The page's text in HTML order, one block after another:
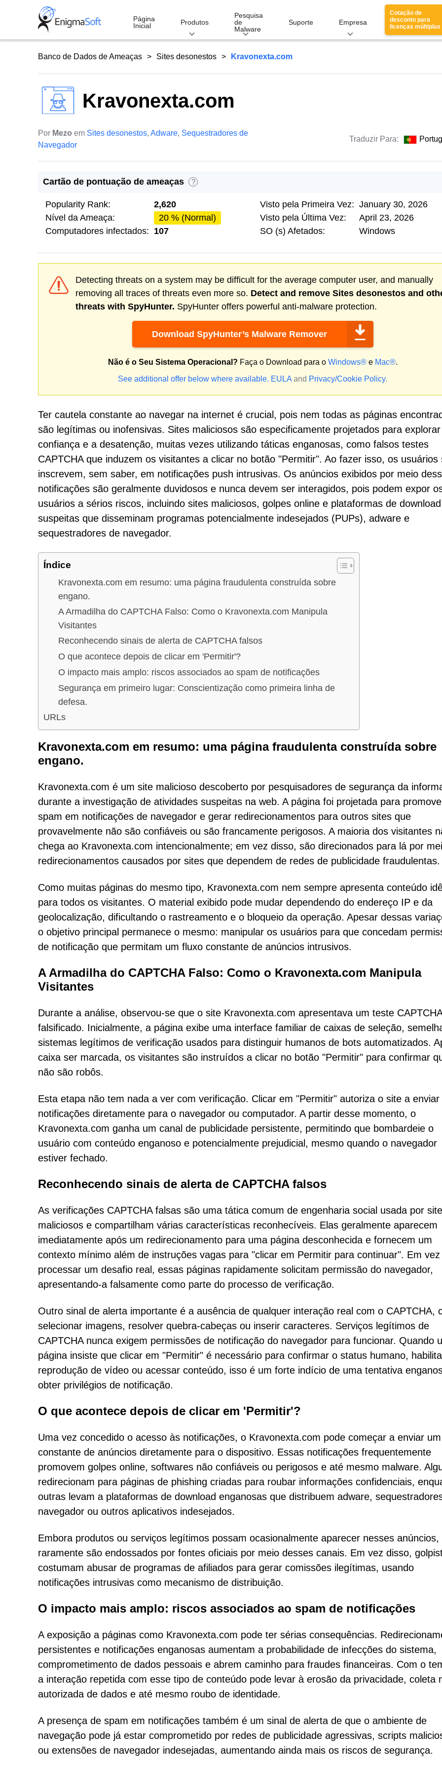
Página
Inicial
Produtos
Pesquisa
de
Malware
Suporte Empresa
Cotação de
desconto para
licenças múltiplas
Banco de Dados de Ameaças Sites desonestos Kravonexta.com
Kravonexta.com
Por Mezo em Sites desonestos, Adware, Sequestradores de
Navegador
Traduzir Para:
Cartão de pontuação de ameaças ?
Popularity Rank:
2,620
Nível da Ameaça:
20 % (Normal)
Computadores infectados: 107
Visto pela Primeira Vez: January 30, 2026
Visto pela Última Vez:
April 23, 2026
SO (s) Afetados:
Windows
Detecting threats on a system may be difficult for the average computer user, and manually
removing all traces of threats even more so. Detect and remove Sites desonestos and
threats with SpyHunter. SpyHunter offers powerful anti-malware protection.
Download SpyHunter’s Malware Remover
Não é o Seu Sistema Operacional? Faça o Download para o Windows®e Mac®.
See additional offer below where available. EULA and Privacy/Cookie Policy.
Ter cautela constante ao navegar na internet é crucial, pois nem todas as páginas
são legítimas ou inofensivas. Sites maliciosos são especificamente projetados para
confiança e a desatenção, muitas vezes utilizando táticas enganosas, como falsos testes
CAPTCHA que induzem os visitantes a clicar no botão "Permitir". Ao fazer isso, os usuários
inscrevem, sem saber, em notificações push intrusivas. Os anúncios exibidos por meio
notificações são geralmente duvidosos e nunca devem ser interagidos, pois podem expor
usuários a sérios riscos, incluindo sites maliciosos, golpes online e plataformas de download
suspeitas que disseminam programas potencialmente indesejados (PUPs), adware e
sequestradores de navegador.
Índice
Kravonexta.com em resumo: uma página fraudulenta construída sobre
engano.
A Armadilha do CAPTCHA Falso: Como o Kravonexta.com Manipula
Visitantes
Reconhecendo sinais de alerta de CAPTCHA falsos
O que acontece depois de clicar em 'Permitir'?
O impacto mais amplo: riscos associados ao spam de notificações
Segurança em primeiro lugar: Conscientização como primeira linha de
defesa.
URLs
Kravonexta.com em resumo: uma página fraudulenta construída sobre
engano.
Kravonexta.com é um site malicioso descoberto por pesquisadores de segurança da
durante a investigação de atividades suspeitas na web. A página foi projetada para
spam em notificações de navegador e gerar redirecionamentos para outros sites que
provavelmente não são confiáveis ou são francamente perigosos. A maioria dos visitantes
chega ao Kravonexta.com intencionalmente; em vez disso, são direcionados para lá por
redirecionamentos causados por sites que dependem de redes de publicidade fraudulentas.
Como muitas páginas do mesmo tipo, Kravonexta.com nem sempre apresenta conteúdo
para todos os visitantes. O material exibido pode mudar dependendo do endereço IP e da
geolocalização, dificultando o rastreamento e o bloqueio da operação. Apesar dessas
o objetivo principal permanece o mesmo: manipular os usuários para que concedam
de notificação que permitam um fluxo constante de anúncios intrusivos.
A Armadilha do CAPTCHA Falso: Como o Kravonexta.com Manipula
Visitantes
Durante a análise, observou-se que o site Kravonexta.com apresentava um teste CAPTCHA
falsificado. Inicialmente, a página exibe uma interface familiar de caixas de seleção,
sistemas legítimos de verificação usados para distinguir humanos de bots automatizados.
caixa ser marcada, os visitantes são instruídos a clicar no botão "Permitir" para confirmar
não são robôs.
Esta etapa não tem nada a ver com verificação. Clicar em "Permitir" autoriza o site a enviar
notificações diretamente para o navegador ou computador. A partir desse momento, o
Kravonexta.com ganha um canal de publicidade persistente, permitindo que bombardeie o
usuário com conteúdo enganoso e potencialmente prejudicial, mesmo quando o navegador
estiver fechado.
Reconhecendo sinais de alerta de CAPTCHA falsos
As verificações CAPTCHA falsas são uma tática comum de engenharia social usada por
maliciosos e compartilham várias características reconhecíveis. Elas geralmente aparecem
imediatamente após um redirecionamento para uma página desconhecida e fornecem um
contexto mínimo além de instruções vagas para "clicar em Permitir para continuar". Em
processar um desafio real, essas páginas rapidamente solicitam permissão do navegador,
apresentando-a falsamente como parte do processo de verificação.
Outro sinal de alerta importante é a ausência de qualquer interação real com o CAPTCHA,
selecionar imagens, resolver quebra-cabeças ou inserir caracteres. Serviços legítimos de
CAPTCHA nunca exigem permissões de notificação do navegador para funcionar. Quando
página insiste que clicar em "Permitir" é necessário para confirmar o status humano,
reprodução de vídeo ou acessar conteúdo, isso é um forte indício de uma tentativa
obter privilégios de notificação.
O que acontece depois de clicar em 'Permitir'?
Uma vez concedido o acesso às notificações, o Kravonexta.com pode começar a enviar
constante de anúncios diretamente para o dispositivo. Essas notificações frequentemente
promovem golpes online, softwares não confiáveis ou perigosos e até mesmo malware.
redirecionam para páginas de phishing criadas para roubar informações confidenciais,
outras levam a plataformas de download enganosas que distribuem adware,
navegador ou outros aplicativos indesejados.
Embora produtos ou serviços legítimos possam ocasionalmente aparecer nesses anúncios,
raramente são endossados por fontes oficiais por meio desses canais. Em vez disso,
costumam abusar de programas de afiliados para gerar comissões ilegítimas, usando
notificações intrusivas como mecanismo de distribuição.
O impacto mais amplo: riscos associados ao spam de notificações
A exposição a páginas como Kravonexta.com pode ter sérias consequências.
persistentes e notificações enganosas aumentam a probabilidade de infecções do sistema,
comprometimento de dados pessoais e abrem caminho para fraudes financeiras. Com o
a interação repetida com esse tipo de conteúdo pode levar à erosão da privacidade, coleta
autorizada de dados e até mesmo roubo de identidade.
A presença de spam em notificações também é um sinal de alerta de que o ambiente de
navegação pode já estar comprometido por redes de publicidade agressivas, scripts
ou extensões de navegador indesejadas, aumentando ainda mais os riscos de segurança.